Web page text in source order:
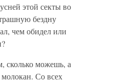
этой секты во
бездну
чем обидел или
сколько можешь, а
молокан. Со всех